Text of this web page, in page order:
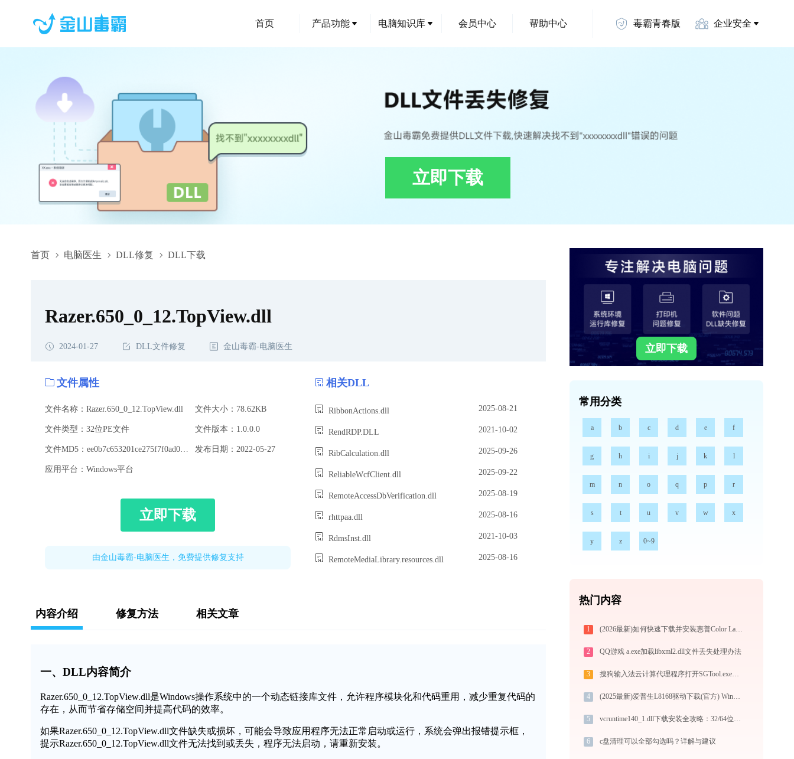
首页 产品功能 电脑知识库 会员中心 帮助中心 毒霸青春版 企业安全
立即下载
首页 电脑医生 DLL修复 DLL下载
Razer.650_0_12.TopView.dll,Razer.650_0_12.TopView.dll下载,Razer.650_0_12.TopView.dll修复
Razer.650_0_12.TopView.dll
2024-01-27 DLL文件修复 金山毒霸-电脑医生
文件属性
文件名称：Razer.650_0_12.TopView.dll 文件大小：78.62KB
文件类型：32位PE文件 文件版本：1.0.0.0
发布日期：2022-05-27
应用平台：Windows平台
立即下载
由金山毒霸-电脑医生，免费提供修复支持
相关DLL
RibbonActions.dll 2025-08-21
RendRDP.DLL 2021-10-02
RibCalculation.dll 2025-09-26
ReliableWcfClient.dll 2025-09-22
RemoteAccessDbVerification.dll 2025-08-19
rhttpaa.dll 2025-08-16
RdmsInst.dll 2021-10-03
RemoteMediaLibrary.resources.dll 2025-08-16
内容介绍 修复方法 相关文章
一、DLL内容简介
Razer.650_0_12.TopView.dll是Windows操作系统中的一个动态链接库文件，允许程序模块化和代码重用，减少重复代码的
存在，从而节省存储空间并提高代码的效率。
如果Razer.650_0_12.TopView.dll文件缺失或损坏，可能会导致应用程序无法正常启动或运行，系统会弹出报错提示框，
提示Razer.650_0_12.TopView.dll文件无法找到或丢失，程序无法启动，请重新安装。
立即下载
常用分类
a b c d e f
g h i j k l
m n o q p r
s t u v w x
y z 0~9
热门内容
1 (2026最新)如何快速下载并安装惠普Color LaserJet Pro MFP M477fnw打印机驱动：详细步骤解析
2 QQ游戏 a.exe加载libxml2.dll文件丢失处理办法
3 搜狗输入法云计算代理程序打开SGTool.exe提示0xc0000096错误码怎么办
4 (2025最新)爱普生L8168驱动下载(官方) Win10/Win11支持
5 vcruntime140_1.dll下载安装全攻略：32/64位系统官方免费版安全获取指南
6 c盘清理可以全部勾选吗？详解与建议